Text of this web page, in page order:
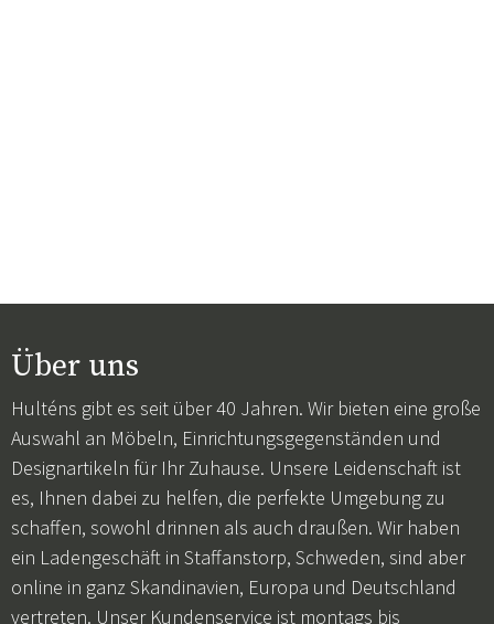
Über uns
Hulténs gibt es seit über 40 Jahren. Wir bieten eine große
Auswahl an Möbeln, Einrichtungsgegenständen und
Designartikeln für Ihr Zuhause. Unsere Leidenschaft ist
es, Ihnen dabei zu helfen, die perfekte Umgebung zu
schaffen, sowohl drinnen als auch draußen. Wir haben
ein Ladengeschäft in Staffanstorp, Schweden, sind aber
online in ganz Skandinavien, Europa und Deutschland
vertreten. Unser Kundenservice ist montags bis